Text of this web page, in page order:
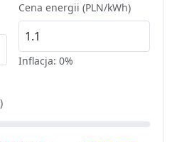
Cena energii (PLN/kWh)
Inflacja: 0%